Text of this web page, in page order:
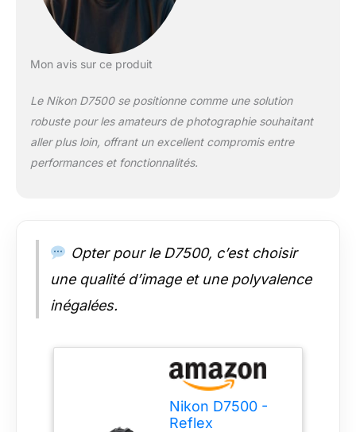
Mon avis sur ce produit
Le Nikon D7500 se positionne comme une solution
robuste pour les amateurs de photographie souhaitant
aller plus loin, offrant un excellent compromis entre
performances et fonctionnalités.
Opter pour le D7500, c’est choisir
une qualité d’image et une polyvalence
inégalées.
Nikon D7500 -
Reflex